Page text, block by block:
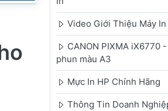
Video Giới Thiệu Máy In
CANON PIXMA iX6770
phun màu A3
Mực In HP Chính Hãng
Thông Tin Doanh